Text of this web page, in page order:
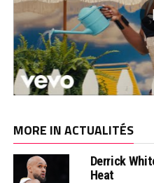
MORE IN ACTUALITÉS
Derrick
Heat